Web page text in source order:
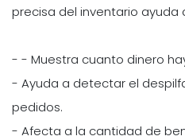
precisa del inventario ayuda
- - Muestra cuanto dinero
- Ayuda a detectar el
pedidos.
- Afecta a la cantidad de